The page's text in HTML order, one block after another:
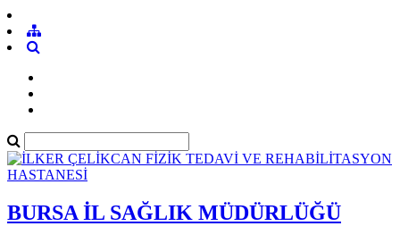
BURSA İL SAĞLIK MÜDÜRLÜĞÜ